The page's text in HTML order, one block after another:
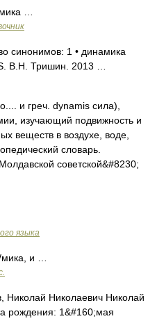
…
синонимов: 1 • динамика
В.Н. Тришин. 2013 …
и греч. dynamis сила),
изучающий подвижность и
веществ в воздухе, воде,
словарь.
советской&#8230;
языка
и …
Николаевич Николай
рождения: 1&#160;мая